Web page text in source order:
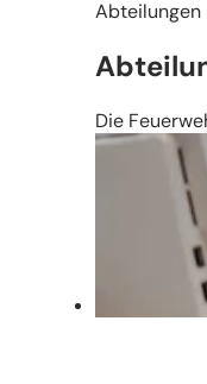
Abteilungen
Die